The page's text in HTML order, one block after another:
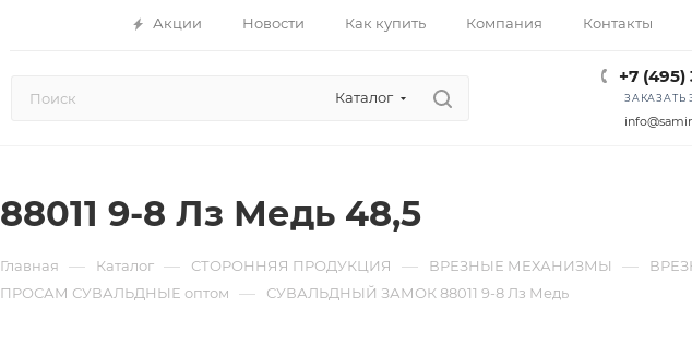
Акции Новости Как купить Компания Контакты
Каталог
+7 (495)
ЗАКАЗАТЬ
88011 9-8 Лз Медь 48,5
Главная — Каталог — СТОРОННЯЯ ПРОДУКЦИЯ — ВРЕЗНЫЕ МЕХАНИЗМЫ —
ПРОСАМ СУВАЛЬДНЫЕ оптом — СУВАЛЬДНЫЙ ЗАМОК 88011 9-8 Лз Медь